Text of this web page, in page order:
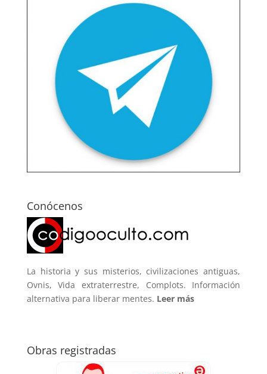
Conócenos
La historia y sus misterios, civilizaciones antiguas,
Ovnis, Vida extraterrestre, Complots. Información
alternativa para liberar mentes. Leer más
Obras registradas